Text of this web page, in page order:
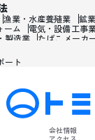
漁業・水産養殖業
鉱
ーム
電気・設備工事
製造業
たばこメーカ
ーカー・製造業
製造業
ーカー・製造業
工メーカー・製造業
造業
化粧品メーカー
業
シャンプー・リン
薄毛薬メーカー・製造業
め・髭剃り用化粧品メ
チックメーカー・製造業
ート
会社情報